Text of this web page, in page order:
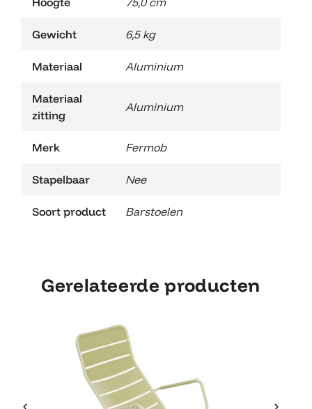
Gewicht 6,5 kg
Materiaal Aluminium
Materiaal
zitting
Aluminium
Merk Fermob
Stapelbaar Nee
Soort product Barstoelen
Gerelateerde producten